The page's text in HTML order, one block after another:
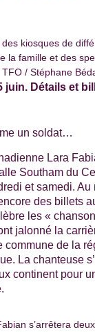
kiosques de
la famille et des
TFO / Stéphane
juin. Détails et
un soldat…
Lara
Southam du
et samedi. Au
des billets
les «
jalonné la
commune de la
La chanteuse
continent pour
s’arrêtera